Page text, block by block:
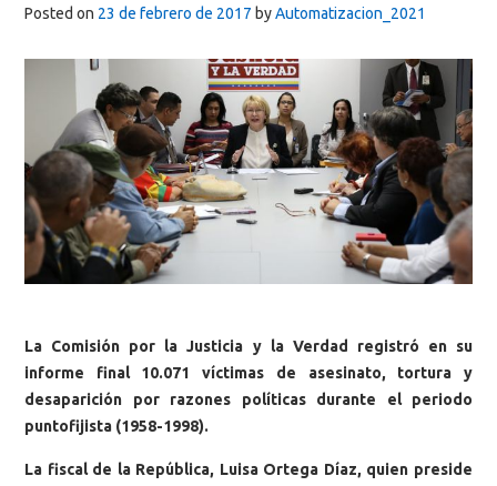
Posted on 23 de febrero de 2017 byAutomatizacion_2021
La Comisión por la Justicia y la Verdad registró en su
informe final 10.071 víctimas de asesinato, tortura y
desaparición por razones políticas durante el periodo
puntofijista (1958-1998).
La fiscal de la República, Luisa Ortega Díaz, quien preside